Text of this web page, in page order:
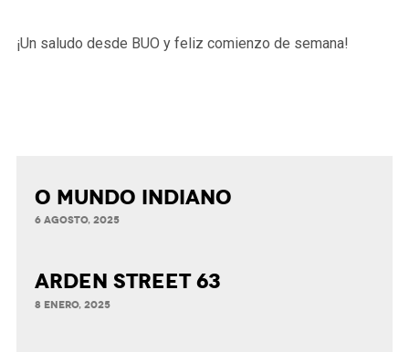
¡Un saludo desde BUO y feliz comienzo de semana!
O MUNDO INDIANO
6 AGOSTO, 2025
ARDEN STREET 63
8 ENERO, 2025